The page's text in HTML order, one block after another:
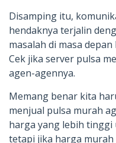
Disamping itu,
hendaknya terjalin
masalah di masa
Cek jika server pulsa
agen-agennya.
Memang benar kita
menjual pulsa murah
harga yang lebih
tetapi jika harga